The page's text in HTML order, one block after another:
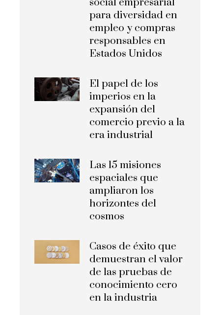
para diversidad en
empleo y compras
responsables en
Estados Unidos
El papel de los
imperios en la
expansión del
comercio previo a la
era industrial
Las 15 misiones
espaciales que
ampliaron los
horizontes del
cosmos
Casos de éxito que
demuestran el valor
de las pruebas de
conocimiento cero
en la industria